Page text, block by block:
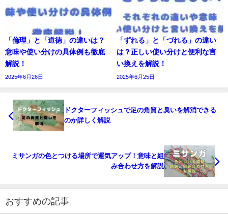
「倫理」と「道徳」の違いは？
意味や使い分けの具体例も徹底
解説！
2025年6月26日
「ずれる」と「づれる」の違い
は？正しい使い分けと便利な言
い換えを解説！
2025年6月25日
ドクターフィッシュで足の角質と臭いを解消できる
のか詳しく解説
ミサンガの色とつける場所で運気アップ！意味と組
み合わせ方を解説
おすすめの記事